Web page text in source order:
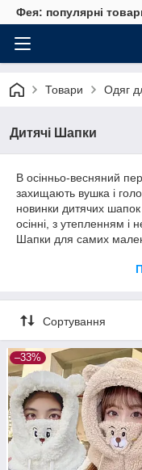
Фея: популярні
Товари Одяг
Дитячі Шапки
В осінньо-весняний
захищають вушка і
новинки дитячих шапок
осінні, з утепленням і
Шапки для самих
Сортування
–33%